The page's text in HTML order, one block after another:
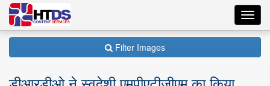
Filter Images